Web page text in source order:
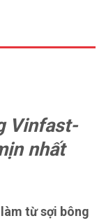
Vinfast-
nhất
từ sợi bông